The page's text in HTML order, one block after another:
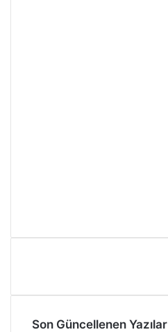
Son Güncellenen Yazılar